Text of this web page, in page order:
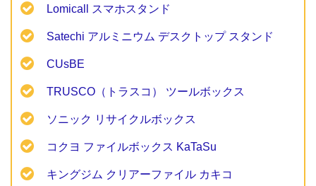
Lomicall スマホスタンド
Satechi アルミニウム デスクトップ スタンド
CUsBE
TRUSCO（トラスコ） ツールボックス
ソニック リサイクルボックス
コクヨ ファイルボックス KaTaSu
キングジム クリアーファイル カキコ